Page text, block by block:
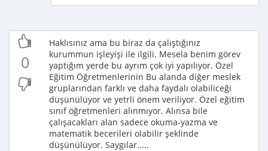
0
Haklısınız ama bu biraz da çalıştığınız
kurummun işleyişi ile ilgili. Mesela benim görev
yaptığım yerde bu ayrım çok iyi yapılıyor. Özel
Eğitim Öğretmenlerinin Bu alanda diğer meslek
gruplarından farklı ve daha faydalı olabiliceği
düşünülüyor ve yetrli önem veriliyor. Özel eğitim
sınıf öğretmenleri alınmıyor. Alınsa bile
çalışacakları alan sadece okuma-yazma ve
matematik becerileri olabilir şeklinde
düşünülüyor. Saygılar.....